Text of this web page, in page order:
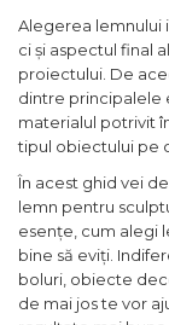
Rafturi
Baterii &
Baterii AAA
Baterii AA
Corpuri de
Lanterne
Alegerea lemnului
ci și aspectul final
proiectului. De
dintre principalele
materialul potrivit
tipul obiectului pe
În acest ghid vei
lemn pentru
esențe, cum alegi
bine să eviți.
boluri, obiecte
de mai jos te vor